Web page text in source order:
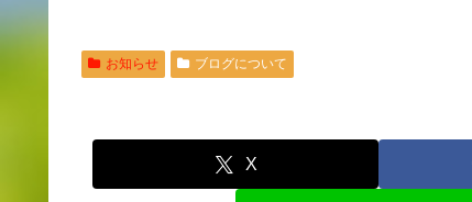
お知らせ ブログについて
X